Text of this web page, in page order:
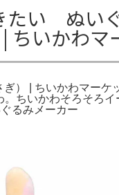
い ぬい
ちいかわ
） | ちいかわマー
。ちいかわそろそ
るみメーカー